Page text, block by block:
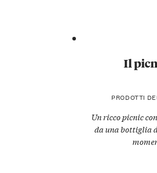
Il
PRODOTTI
Un ricco picnic
da una bottiglia